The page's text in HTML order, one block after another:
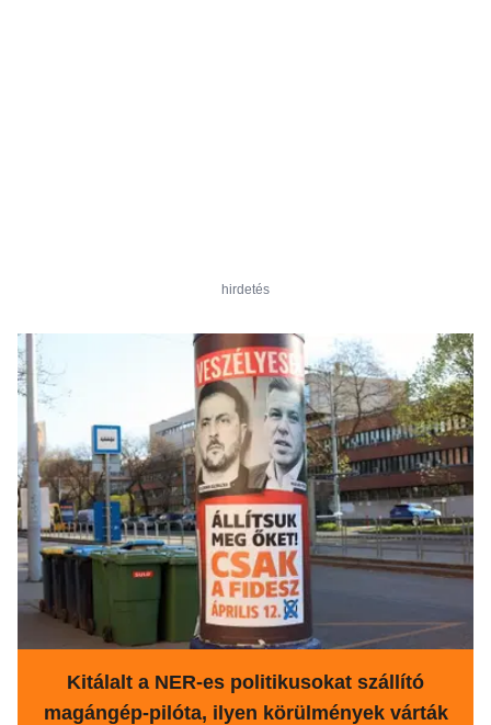
hirdetés
Kitálalt a NER-es politikusokat szállító
magángép-pilóta, ilyen körülmények várták